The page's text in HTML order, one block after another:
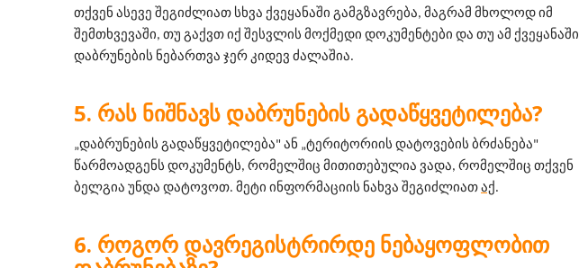
თქვენ ასევე შეგიძლიათ სხვა ქვეყანაში გამგზავრება, მაგრამ მხოლოდ იმ
შემთხვევაში, თუ გაქვთ იქ შესვლის მოქმედი დოკუმენტები და თუ ამ ქვეყანაში
დაბრუნების ნებართვა ჯერ კიდევ ძალაშია.
ᲠᲐᲡ ᲜᲘᲨᲜᲐᲕᲡ ᲓᲐᲑᲠᲣᲜᲔᲑᲘᲡ ᲒᲐᲓᲐᲬᲧᲕᲔᲢᲘᲚᲔᲑᲐ?
„დაბრუნების გადაწყვეტილება" ან „ტერიტორიის დატოვების ბრძანება"
წარმოადგენს დოკუმენტს, რომელშიც მითითებულია ვადა, რომელშიც თქვენ
ბელგია უნდა დატოვოთ. მეტი ინფორმაციის ნახვა შეგიძლიათ აქ .
ᲠᲝᲒᲝᲠ ᲓᲐᲕᲠᲔᲒᲘᲡᲢᲠᲘᲠᲓᲔ ᲜᲔᲑᲐᲧᲝᲤᲚᲝᲑᲘᲗ